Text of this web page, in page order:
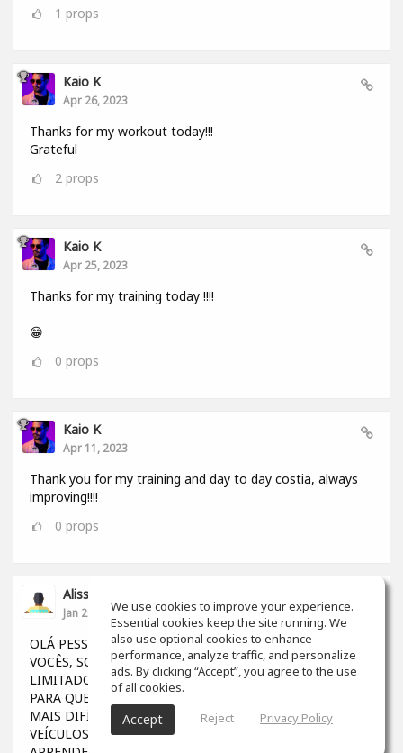
1 props
Kaio K
Apr 26, 2023
Thanks for my workout today!!!
Grateful
2 props
Kaio K
Apr 25, 2023
Thanks for my training today !!!!
😁
0 props
Kaio K
Apr 11, 2023
Thank you for my training and day to day costia, always
improving!!!!
0 props
Alisson Felipe Fernandes
Jan 20, 2023
OLÁ PESSOAL GOSTARIA DE DIVIDIR UMA DÚVIDA COM
VOCÊS, SOU BRASILEIRO E OS ESTUDOS POR AQUI SÃO
LIMITADOS (Para quem não tem dinheiro), AINDA MAIS
PARA QUEM VIVE NA MARGEM DA SOCIEDADE, FICA
MAIS DIFÍCIL TER OPORTUNIDADES. GRAÇAS A OS
VEÍCULOS DE COMUNICAÇÃO, CONSEGUIMOS
We use cookies to improve your experience.
Essential cookies keep the site running. We
also use optional cookies to enhance
performance, analyze traffic, and personalize
ads. By clicking “Accept”, you agree to the use
of all cookies.
Accept Reject Privacy Policy